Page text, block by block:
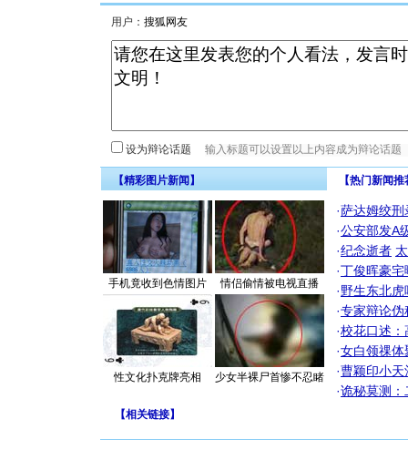
用户：
设为辩论话题
【精彩图片新闻】
手机竟收到色情图片 情侣偷情被电视直播
性文化扑克牌亮相 少女半裸尸首惨不忍睹
【热门新闻
·萨达姆绞刑
·公安部发A
·纪念逝者
·丁俊晖豪
·野生东北
·专家辩论伪
·校花口述：
·女白领祼体
·曹颖印小天
·诡秘莫测：
【相关链接】